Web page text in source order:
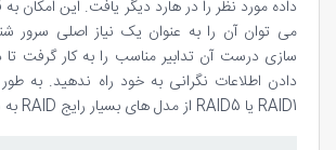
داده مورد نظر را در هارد دیگر یافت. این امکان
می توان آن را به عنوان یک نیاز اصلی سرور
سازی درست آن تدابیر مناسب را به کار گرفت
دادن اطلاعات نگرانی به خود راه ندهید. به
RAID1 یا RAID5 از مدل های بسیار رایج RAID به شمار می آیند.